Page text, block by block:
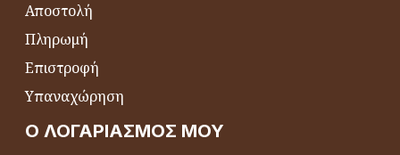
Αποστολή
Πληρωμή
Επιστροφή
Υπαναχώρηση
Ο ΛΟΓΑΡΙΑΣΜΌΣ ΜΟΥ